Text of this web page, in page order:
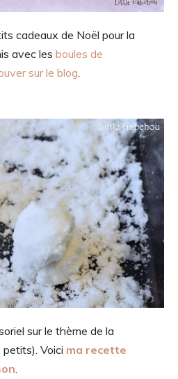
cadeaux de Noël pour la
avec les boules de
sur le blog
sur le thème de la
petits). Voici ma recette